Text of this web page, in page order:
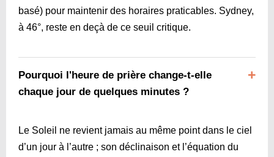
basé) pour maintenir des horaires praticables. Sydney,
à 46°, reste en deçà de ce seuil critique.
Pourquoi l'heure de prière change-t-elle
chaque jour de quelques minutes ?
Le Soleil ne revient jamais au même point dans le ciel
d’un jour à l’autre ; son déclinaison et l’équation du